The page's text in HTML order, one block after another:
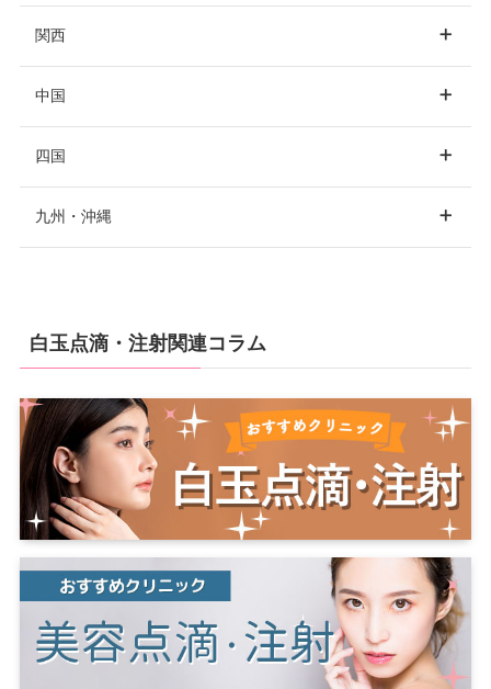
秋田 秋田市
宮城 仙台
東京 銀座 新宿
渋谷 池袋 品川
表参道 上野 六本木
恵比寿 秋葉原 中野
高田馬場 赤坂 四ツ谷
二子玉川 自由が丘 目黒
北千住 錦糸町 吉祥寺
町田 八王子
神奈川 横浜 川崎
横須賀 藤沢 厚木
愛知 名古屋
静岡 静岡市 浜松
新潟 新潟市
石川 金沢
富山
関西
大阪 大阪市 梅田
心斎橋 阿倍野 難波
京橋 堺 吹田
京都 京都市
兵庫 神戸 西宮
姫路 芦屋 尼崎
中国
岡山 岡山市
山口 下関
四国
香川 高松
愛媛 松山
九州・沖縄
天神 北九州 久留米
長崎市
佐賀 佐賀市
白玉点滴・注射関連コラム